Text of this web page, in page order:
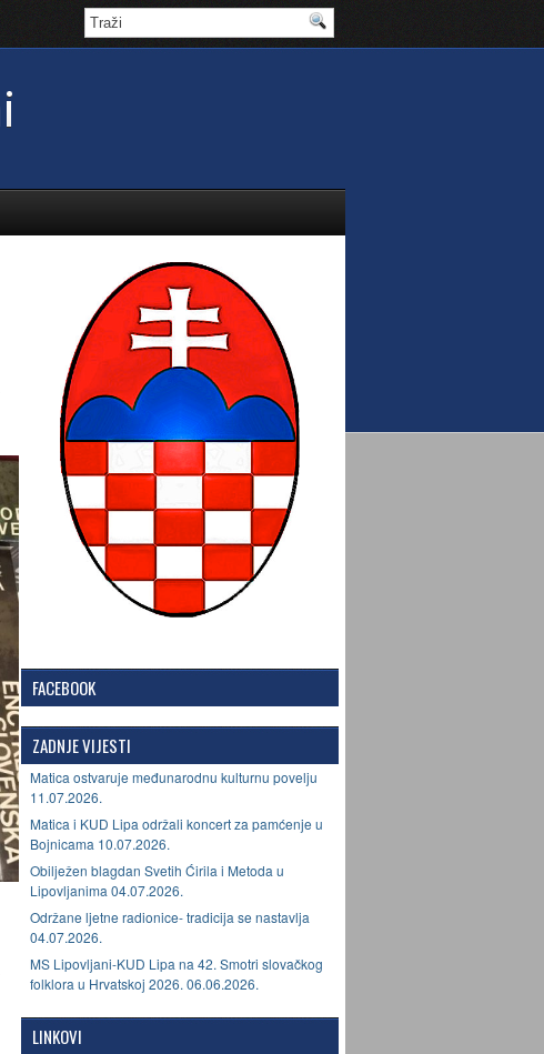
FACEBOOK
ZADNJE VIJESTI
Matica ostvaruje međunarodnu kulturnu povelju
11.07.2026.
Matica i KUD Lipa održali koncert za pamćenje u
Bojnicama 10.07.2026.
Obilježen blagdan Svetih Ćirila i Metoda u
Lipovljanima 04.07.2026.
Održane ljetne radionice- tradicija se nastavlja
04.07.2026.
MS Lipovljani-KUD Lipa na 42. Smotri slovačkog
folklora u Hrvatskoj 2026. 06.06.2026.
LINKOVI